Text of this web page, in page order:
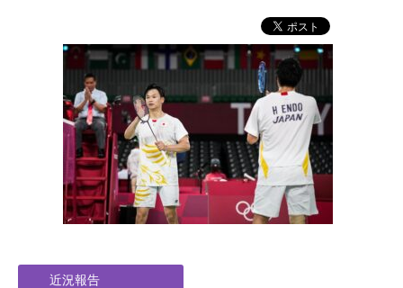
近況報告